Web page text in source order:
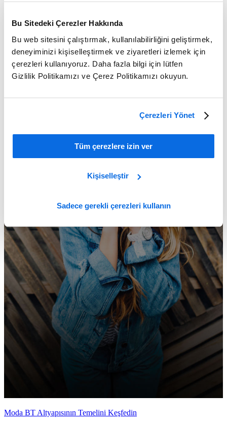
Bu Sitedeki Çerezler Hakkında
Bu web sitesini çalıştırmak, kullanılabilirliğini geliştirmek,
deneyiminizi kişiselleştirmek ve ziyaretleri izlemek için
çerezleri kullanıyoruz. Daha fazla bilgi için lütfen
Gizlilik Politikamızı ve Çerez Politikamızı okuyun.
Çerezleri Yönet
Tüm çerezlere izin ver
Kişiselleştir
Sadece gerekli çerezleri kullanın
Moda BT Altyapısının Temelini Keşfedin